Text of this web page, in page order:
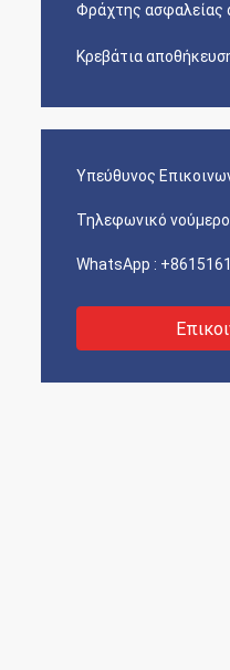
Φράχτης ασφαλείας
Κρεβάτια
Υπεύθυνος
Τηλεφωνικό νούμερο
WhatsApp :